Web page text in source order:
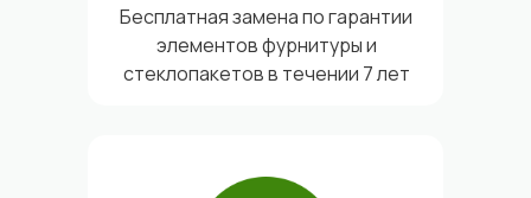
Бесплатная замена по гарантии
элементов фурнитуры и
стеклопакетов в течении 7 лет